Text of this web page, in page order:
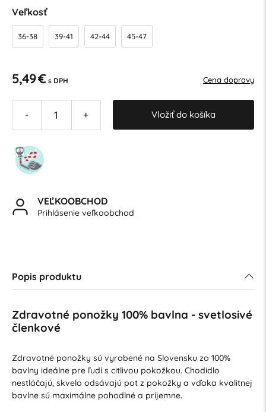
Veľkosť
36-38 39-41 42-44 45-47
5,49 € s DPH Cena dopravy
- + Vložiť do košíka
VEĽKOOBCHOD
Prihlásenie veľkoobchod
Popis produktu
Zdravotné ponožky 100% bavlna - svetlosivé
členkové
Zdravotné ponožky sú vyrobené na Slovensku zo 100%
bavlny ideálne pre ľudí s citlivou pokožkou. Chodidlo
nestláčajú, skvelo odsávajú pot z pokožky a vďaka kvalitnej
bavlne sú maximálne pohodlné a príjemne.